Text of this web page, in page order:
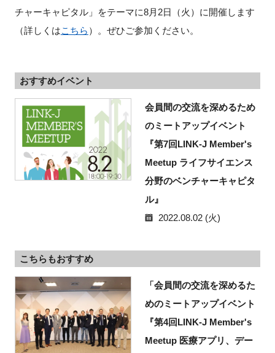
チャーキャピタル」をテーマに8月2日（火）に開催します
（詳しくはこちら ）。ぜひご参加ください。
おすすめイベント
会員間の交流を深めるため
のミートアップイベント
『第7回LINK-J Member's
Meetup ライフサイエンス
分野のベンチャーキャピタ
ル』
2022.08.02 (火)
こちらもおすすめ
「会員間の交流を深めるた
めのミートアップイベント
『第4回LINK-J Member's
Meetup 医療アプリ、デー